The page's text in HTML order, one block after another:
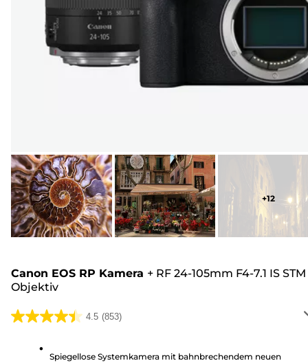
+12
Canon EOS RP Kamera + RF 24-105mm F4-7.1 IS STM
Objektiv
4.5 (853)
4.5
Spiegellose Systemkamera mit bahnbrechendem neuen